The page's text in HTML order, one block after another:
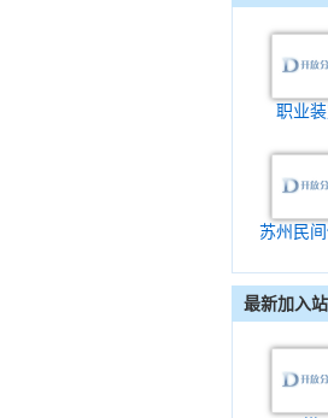
职业
苏州民
最新加入